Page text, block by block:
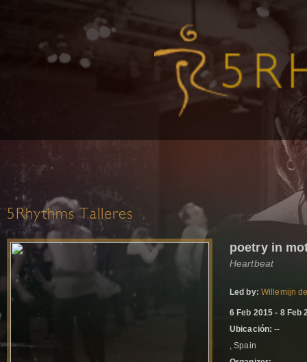
5Rhythms Talleres
poetry in
Heartbeat
Led by: Willemijn
6 Feb 2015 - 8 Feb
Ubicación: --
, Spain